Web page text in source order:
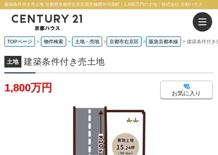
建築条件付き売土地 京都府京都市右京区西京極西向河原町｜1,800万円の土地｜株式会社 京都ハウス
TOPページ 物件検索 土地・売地 京都市右京区 阪急京都本線 建築条件付き
土地 建築条件付き売土地
1,800万円 お気に入り